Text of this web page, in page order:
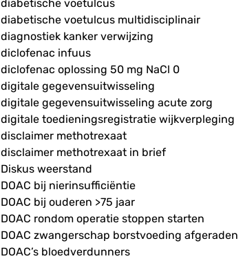
diabetische voetulcus
diabetische voetulcus multidisciplinair
diagnostiek kanker verwijzing
diclofenac infuus
diclofenac oplossing 50 mg NaCl 0
digitale gegevensuitwisseling
digitale gegevensuitwisseling acute zorg
digitale toedieningsregistratie wijkverpleging
disclaimer methotrexaat
disclaimer methotrexaat in brief
Diskus weerstand
DOAC bij nierinsufficiëntie
DOAC bij ouderen >75 jaar
DOAC rondom operatie stoppen starten
DOAC zwangerschap borstvoeding afgeraden
DOAC’s bloedverdunners